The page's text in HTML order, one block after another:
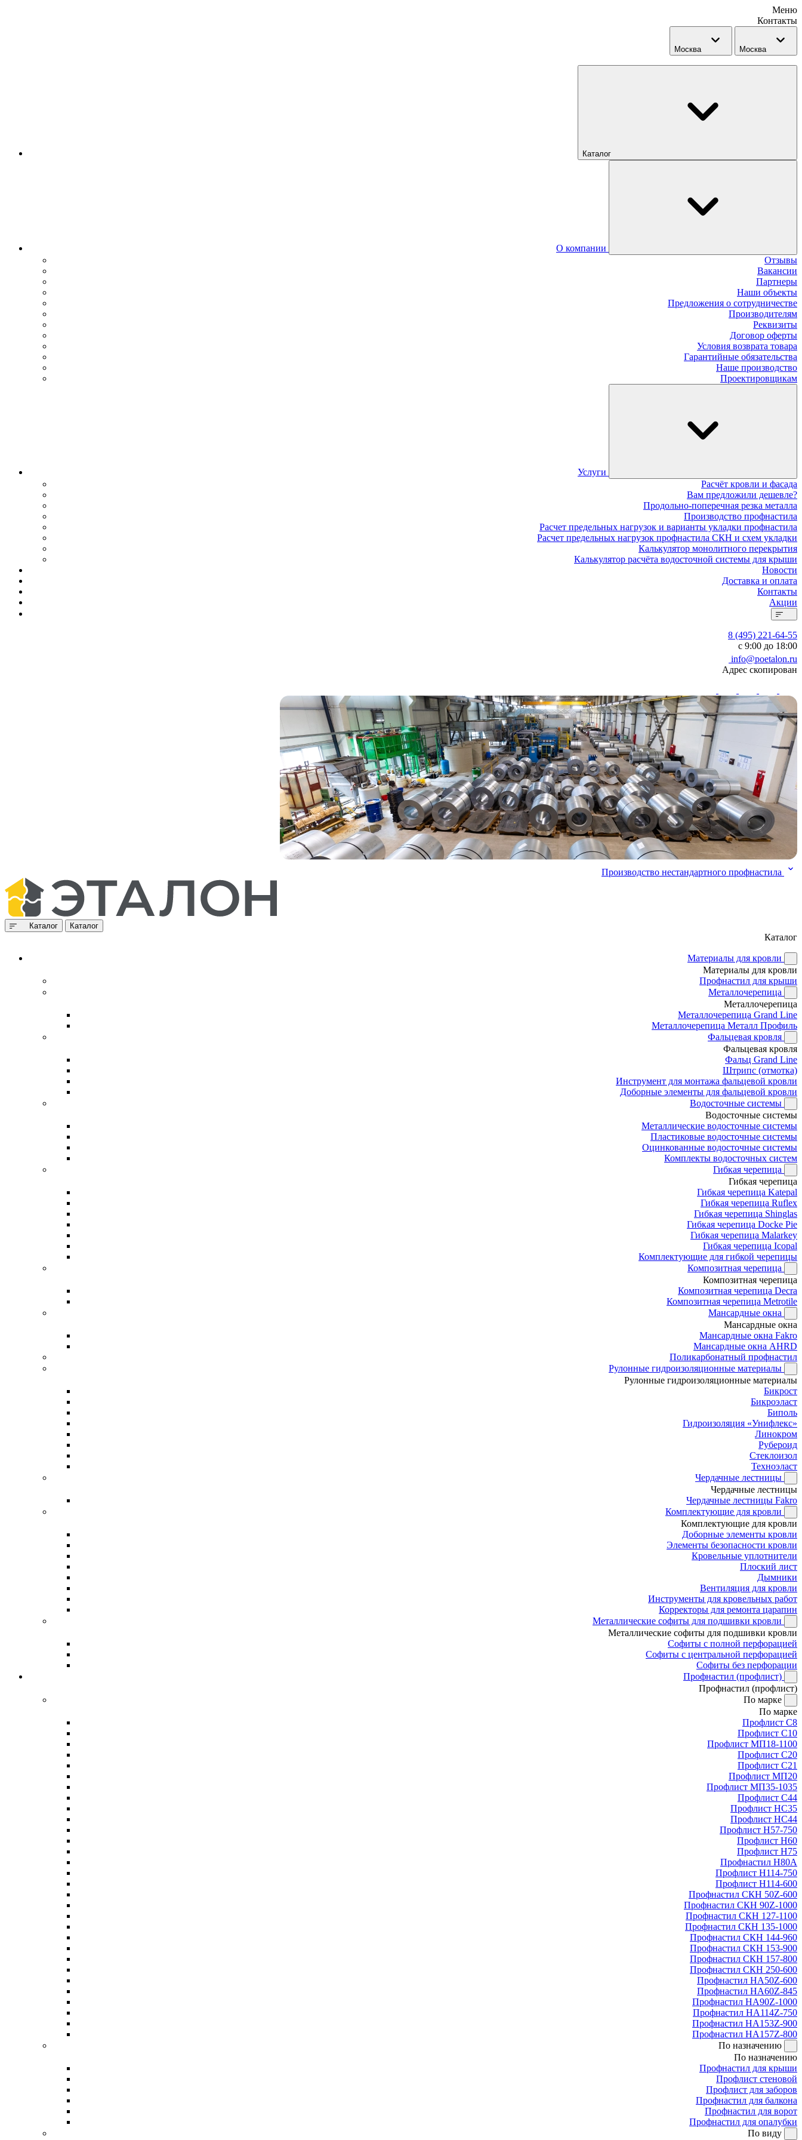
Меню
Контакты
Москва Москва
Каталог
О компании
Отзывы
Вакансии
Партнеры
Наши объекты
Предложения о сотрудничестве
Производителям
Реквизиты
Договор оферты
Условия возврата товара
Гарантийные обязательства
Наше производство
Проектировщикам
Услуги
Расчёт кровли и фасада
Вам предложили дешевле?
Продольно-поперечная резка металла
Производство профнастила
Расчет предельных нагрузок и варианты укладки профнастила
Расчет предельных нагрузок профнастила СКН и схем укладки
Калькулятор монолитного перекрытия
Калькулятор расчёта водосточной системы для крыши
Новости
Доставка и оплата
Контакты
Акции
8 (495) 221-64-55
с 9:00 до 18:00
info@poetalon.ru
Адрес скопирован
Производство нестандартного профнастила
Каталог Каталог
Каталог
Материалы для кровли
Материалы для кровли
Профнастил для крыши
Металлочерепица
Металлочерепица
Металлочерепица Grand Line
Металлочерепица Металл Профиль
Фальцевая кровля
Фальцевая кровля
Фальц Grand Line
Штрипс (отмотка)
Инструмент для монтажа фальцевой кровли
Доборные элементы для фальцевой кровли
Водосточные системы
Водосточные системы
Металлические водосточные системы
Пластиковые водосточные системы
Оцинкованные водосточные системы
Комплекты водосточных систем
Гибкая черепица
Гибкая черепица
Гибкая черепица Katepal
Гибкая черепица Ruflex
Гибкая черепица Shinglas
Гибкая черепица Docke Pie
Гибкая черепица Malarkey
Гибкая черепица Icopal
Комплектующие для гибкой черепицы
Композитная черепица
Композитная черепица
Композитная черепица Decra
Композитная черепица Metrotile
Мансардные окна
Мансардные окна
Мансардные окна Fakro
Мансардные окна AHRD
Поликарбонатный профнастил
Рулонные гидроизоляционные материалы
Рулонные гидроизоляционные материалы
Бикрост
Бикроэласт
Биполь
Гидроизоляция «Унифлекс»
Линокром
Рубероид
Стеклоизол
Техноэласт
Чердачные лестницы
Чердачные лестницы
Чердачные лестницы Fakro
Комплектующие для кровли
Комплектующие для кровли
Доборные элементы кровли
Элементы безопасности кровли
Кровельные уплотнители
Плоский лист
Дымники
Вентиляция для кровли
Инструменты для кровельных работ
Корректоры для ремонта царапин
Металлические софиты для подшивки кровли
Металлические софиты для подшивки кровли
Софиты с полной перфорацией
Софиты с центральной перфорацией
Софиты без перфорации
Профнастил (профлист)
Профнастил (профлист)
По марке
По марке
Профлист С8
Профлист С10
Профлист МП18-1100
Профлист С20
Профлист С21
Профлист МП20
Профлист МП35-1035
Профлист С44
Профлист НС35
Профлист НС44
Профлист Н57-750
Профлист Н60
Профлист Н75
Профнастил Н80А
Профлист Н114-750
Профлист Н114-600
Профнастил СКН 50Z-600
Профнастил СКН 90Z-1000
Профнастил СКН 127-1100
Профнастил СКН 135-1000
Профнастил СКН 144-960
Профнастил СКН 153-900
Профнастил СКН 157-800
Профнастил СКН 250-600
Профнастил НА50Z-600
Профнастил НА60Z-845
Профнастил НА90Z-1000
Профнастил НА114Z-750
Профнастил НА153Z-900
Профнастил НА157Z-800
По назначению
По назначению
Профнастил для крыши
Профлист стеновой
Профлист для заборов
Профнастил для балкона
Профнастил для ворот
Профнастил для опалубки
По виду